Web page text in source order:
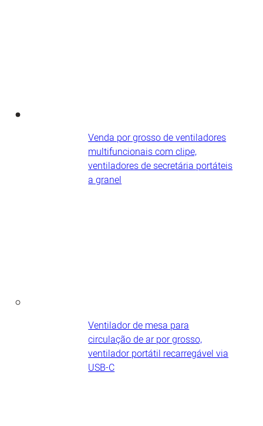
Venda por grosso de ventiladores
multifuncionais com clipe,
ventiladores de secretária portáteis​
a granel
Ventilador de mesa para
circulação de ar por grosso,
ventilador portátil recarregável via
USB-C